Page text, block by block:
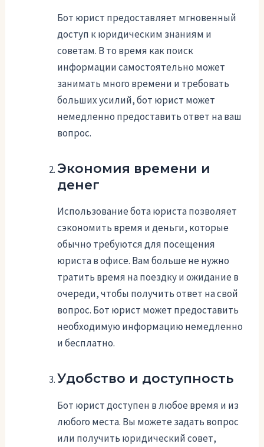
Бот юрист предоставляет мгновенный
доступ к юридическим знаниям и
советам. В то время как поиск
информации самостоятельно может
занимать много времени и требовать
больших усилий, бот юрист может
немедленно предоставить ответ на ваш
вопрос.
Экономия времени и
денег
Использование бота юриста позволяет
сэкономить время и деньги, которые
обычно требуются для посещения
юриста в офисе. Вам больше не нужно
тратить время на поездку и ожидание в
очереди, чтобы получить ответ на свой
вопрос. Бот юрист может предоставить
необходимую информацию немедленно
и бесплатно.
Удобство и доступность
Бот юрист доступен в любое время и из
любого места. Вы можете задать вопрос
или получить юридический совет,